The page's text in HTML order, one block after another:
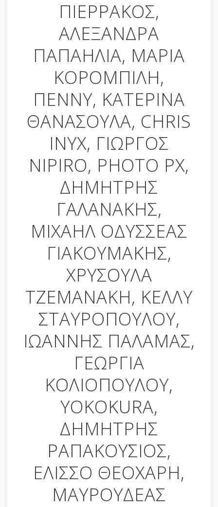
ΠΙΕΡΡΑΚΟΣ,
ΑΛΕΞΑΝΔΡΑ
ΠΑΠΑΗΛΙΑ, ΜΑΡΙΑ
ΚΟΡΟΜΠΙΛΗ,
ΠΕΝΝΥ, ΚΑΤΕΡΙΝΑ
ΘΑΝΑΣΟΥΛΑ, CHRIS
INYX, ΓΙΩΡΓΟΣ
NIPIRO, PHOTO PX,
ΔΗΜΗΤΡΗΣ
ΓΑΛΑΝΑΚΗΣ,
ΜΙΧΑΗΛ ΟΔΥΣΣΕΑΣ
ΓΙΑΚΟΥΜΑΚΗΣ,
ΧΡΥΣΟΥΛΑ
ΤΖΕΜΑΝΑΚΗ, ΚΕΛΛΥ
ΣΤΑΥΡΟΠΟΥΛΟΥ,
ΙΩΑΝΝΗΣ ΠΑΛΑΜΑΣ,
ΓΕΩΡΓΙΑ
ΚΟΛΙΟΠΟΥΛΟΥ,
YOKOKURA,
ΔΗΜΗΤΡΗΣ
ΡΑΠΑΚΟΥΣΙΟΣ,
ΕΛΙΣΣΟ ΘΕΟΧΑΡΗ,
ΜΑΥΡΟΥΔΕΑΣ